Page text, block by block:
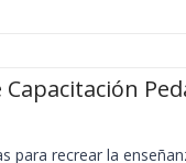
Capacitación
para recrear la